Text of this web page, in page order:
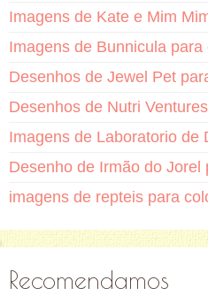
Imagens de Kate e Mim
Imagens de Bunnicula
Desenhos de Jewel Pet
Desenhos de Nutri
Imagens de Laboratorio de
Desenho de Irmão do Jorel
imagens de repteis para
Recomendamos